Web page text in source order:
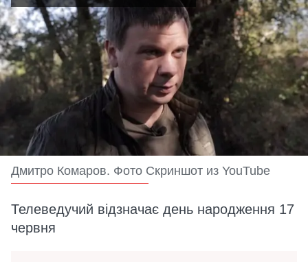
Дмитро Комаров. Фото Скриншот из YouTube
Телеведучий відзначає день народження 17
червня